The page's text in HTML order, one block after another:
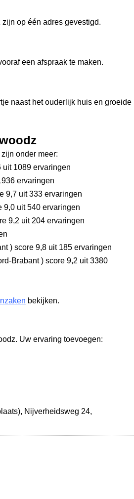
op één adres gevestigd.
een afspraak te maken.
naast het ouderlijk huis en groeide
onder meer:
uit 1089 ervaringen
ervaringen
9,7 uit 333 ervaringen
9,0 uit 540 ervaringen
9,2 uit 204 ervaringen
) score 9,8 uit 185 ervaringen
Brabant) score 9,2 uit 3380
bekijken.
Uw ervaring toevoegen:
Nijverheidsweg 24,